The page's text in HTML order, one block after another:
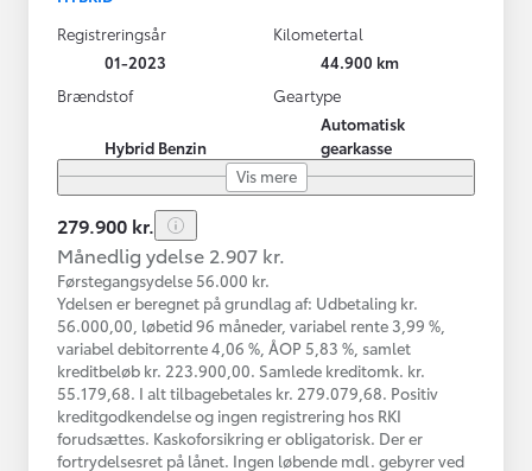
Registreringsår
01-2023
Kilometertal
44.900 km
Brændstof
Hybrid Benzin
Geartype
Automatisk
gearkasse
Vis mere
279.900 kr.
Månedlig ydelse 2.907 kr.
Førstegangsydelse 56.000 kr.
Ydelsen er beregnet på grundlag af: Udbetaling kr.
56.000,00, løbetid 96 måneder, variabel rente 3,99 %,
variabel debitorrente 4,06 %, ÅOP 5,83 %, samlet
kreditbeløb kr. 223.900,00. Samlede kreditomk. kr.
55.179,68. I alt tilbagebetales kr. 279.079,68. Positiv
kreditgodkendelse og ingen registrering hos RKI
forudsættes. Kaskoforsikring er obligatorisk. Der er
fortrydelsesret på lånet. Ingen løbende mdl. gebyrer ved